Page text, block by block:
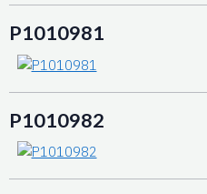
P1010981
P1010982